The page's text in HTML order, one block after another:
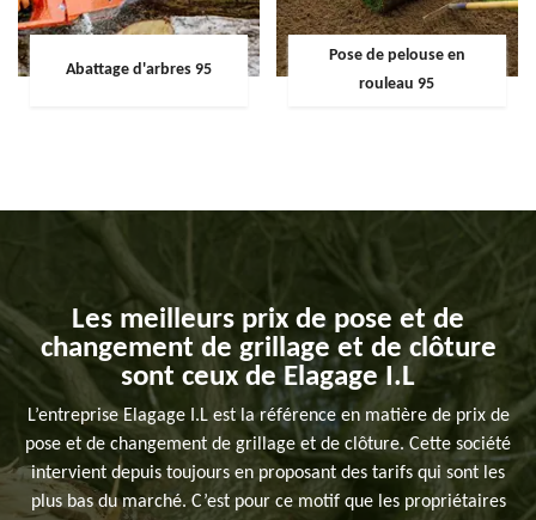
Abattage d'arbres 95
Pose de pelouse en
rouleau 95
Les meilleurs prix de pose et de
changement de grillage et de clôture
sont ceux de Elagage I.L
L’entreprise Elagage I.L est la référence en matière de prix de
pose et de changement de grillage et de clôture. Cette société
intervient depuis toujours en proposant des tarifs qui sont les
plus bas du marché. C’est pour ce motif que les propriétaires